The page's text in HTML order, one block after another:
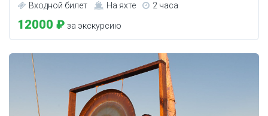
Входной билет На яхте 2 часа
12000 ₽ за экскурсию